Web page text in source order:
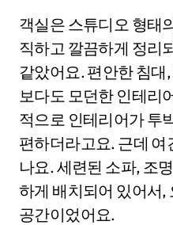
객실은 스튜디오 형태
직하고 깔끔하게 정리
같았어요. 편안한 침대
보다도 모던한 인테리
적으로 인테리어가 투
편하더라고요. 근데 여
나요. 세련된 소파, 조
하게 배치되어 있어서,
공간이었어요.